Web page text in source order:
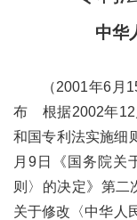
中华
（2001年6月
布 根据2002年12
和国专利法实施细
月9日《国务院关
则〉的决定》第
关于修改〈中华人